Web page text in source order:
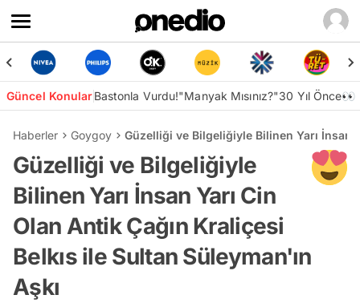
Güncel KonularBastonla Vurdu!"Manyak Mısınız?"30 Yıl Önce👀
Haberler Goygoy Güzelliği ve Bilgeliğiyle Bilinen Yarı İnsan
Güzelliği ve Bilgeliğiyle
Bilinen Yarı İnsan Yarı Cin
Olan Antik Çağın Kraliçesi
Belkıs ile Sultan Süleyman'ın
Aşkı